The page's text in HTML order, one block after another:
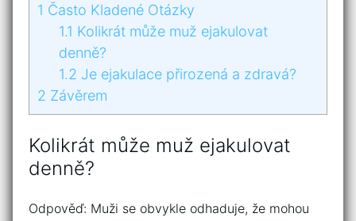
1 Často Kladené Otázky
1.1 Kolikrát může muž ejakulovat
denně?
1.2 Je ejakulace přirozená a zdravá?
2 Závěrem
Kolikrát může muž ejakulovat
denně?
Odpověď: Muži se obvykle odhaduje, že mohou